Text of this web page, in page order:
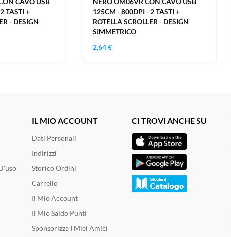
TASTI +
- DESIGN
125CM - 800DPI - 2 TASTI +
ROTELLA SCROLLER - DESIGN
SIMMETRICO
2,64 €
IL MIO ACCOUNT
Dati Personali
Indirizzi
Storico Ordini
Carrello
Il Mio Account
Il Mio Saldo Punti
Sponsorizza I Miei Amici
CI TROVI ANCHE SU